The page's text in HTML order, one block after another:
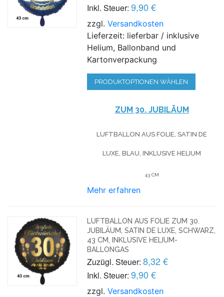
Inkl. Steuer: 9,90 €
zzgl.Versandkosten
Lieferzeit: lieferbar / inklusive
Helium, Ballonband und
Kartonverpackung
PRODUKTOPTIONEN WÄHLEN
ZUM 30. JUBILÄUM
LUFTBALLON AUS FOLIE, SATIN DE
LUXE, BLAU, INKLUSIVE HELIUM
43 CM
Mehr erfahren
LUFTBALLON AUS FOLIE ZUM 30.
JUBILÄUM, SATIN DE LUXE, SCHWARZ,
43 CM, INKLUSIVE HELIUM-
BALLONGAS
Zuzügl. Steuer: 8,32 €
Inkl. Steuer: 9,90 €
zzgl.Versandkosten